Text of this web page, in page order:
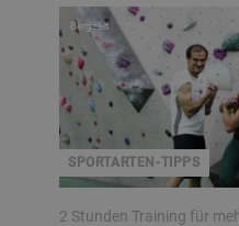
SPORTARTEN-TIPPS
Bergzeit
2 Stunden Training für